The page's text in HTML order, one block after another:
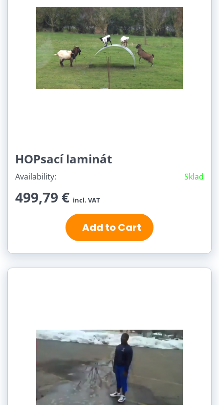
HOPsací laminát
Availability: Sklad
499,79 € incl. VAT
Add to Cart